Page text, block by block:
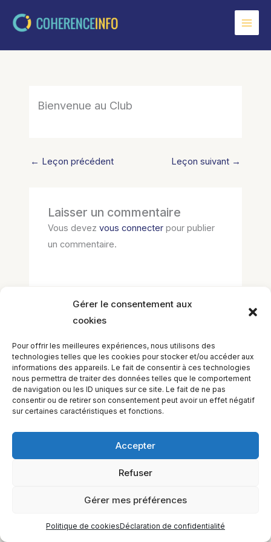
Gérer le consentement aux
cookies
Pour offrir les meilleures expériences, nous utilisons des
technologies telles que les cookies pour stocker et/ou accéder aux
informations des appareils. Le fait de consentir à ces technologies
nous permettra de traiter des données telles que le comportement
de navigation ou les ID uniques sur ce site. Le fait de ne pas
consentir ou de retirer son consentement peut avoir un effet négatif
sur certaines caractéristiques et fonctions.
Accepter
Refuser
Gérer mes préférences
Politique de cookiesDéclaration de confidentialité
Bienvenue au Club
← Leçon précédent Leçon suivant →
Laisser un commentaire
Vous devezvous connecter pour publier
un commentaire.
EQUILIBIOS FORMATION Inc. 5748 9e Avenue, Montréal (QC)
H1Y 2J9 Canada